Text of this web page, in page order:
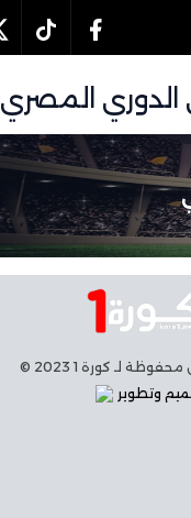
لـ كورة 1 2023 ©
وتطوير